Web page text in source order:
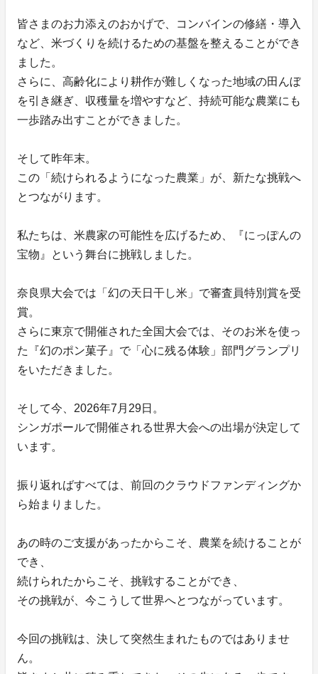
皆さまのお力添えのおかげで、コンバインの修繕・導入
など、米づくりを続けるための基盤を整えることができ
ました。
さらに、高齢化により耕作が難しくなった地域の田んぼ
を引き継ぎ、収穫量を増やすなど、持続可能な農業にも
一歩踏み出すことができました。
そして昨年末。
この「続けられるようになった農業」が、新たな挑戦へ
とつながります。
私たちは、米農家の可能性を広げるため、『にっぽんの
宝物』という舞台に挑戦しました。
奈良県大会では「幻の天日干し米」で審査員特別賞を受
賞。
さらに東京で開催された全国大会では、そのお米を使っ
た『幻のポン菓子』で「心に残る体験」部門グランプリ
をいただきました。
そして今、2026年7月29日。
シンガポールで開催される世界大会への出場が決定して
います。
振り返ればすべては、前回のクラウドファンディングか
ら始まりました。
あの時のご支援があったからこそ、農業を続けることが
でき、
続けられたからこそ、挑戦することができ、
その挑戦が、今こうして世界へとつながっています。
今回の挑戦は、決して突然生まれたものではありませ
ん。